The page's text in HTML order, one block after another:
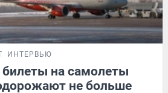
ИНТЕРВЬЮ
на самолеты
не больше